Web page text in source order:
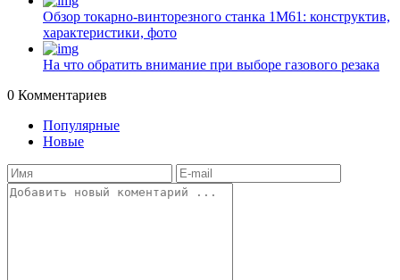
Обзор токарно-винторезного станка 1М61: конструктив,
характеристики, фото
На что обратить внимание при выборе газового резака
0 Комментариев
Популярные
Новые